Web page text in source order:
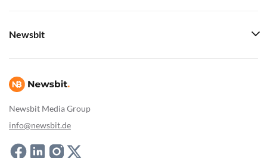
Newsbit Media Group
info@newsbit.de
Newsbit